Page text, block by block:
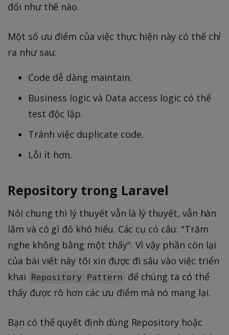
đổi như thế nào.
Một số ưu điểm của việc thực hiện này có thể chỉ
ra như sau:
Code dễ dàng maintain.
Business logic và Data access logic có thể
test độc lập.
Tránh việc duplicate code.
Lỗi ít hơn.
Repository trong Laravel
Nói chung thì lý thuyết vẫn là lý thuyết, vẫn hàn
lâm và có gì đó khó hiểu. Các cụ có câu: "Trăm
nghe không bằng một thấy". Vì vậy phần còn lại
của bài viết này tôi xin được đi sâu vào việc triển
khai
Repository Pattern
để chúng ta có thể
thấy được rõ hơn các ưu điểm mà nó mang lại.
Bạn có thể quyết định dùng Repository hoặc